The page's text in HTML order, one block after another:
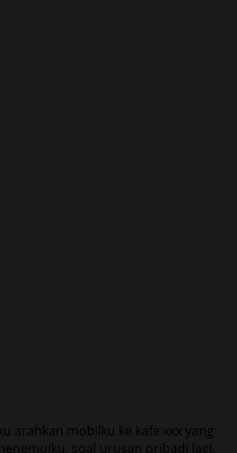
arahkan mobilku ke kafe xxx yang
soal urusan pribadi lagi.